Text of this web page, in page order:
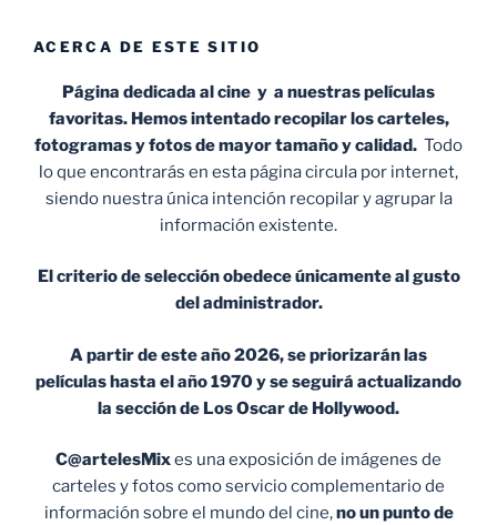
ACERCA DE ESTE SITIO
Página dedicada al cine y a nuestras películas
favoritas. Hemos intentado recopilar los carteles,
fotogramas y fotos de mayor tamaño y calidad. Todo
lo que encontrarás en esta página circula por internet,
siendo nuestra única intención recopilar y agrupar la
información existente.
El criterio de selección obedece únicamente al gusto
del administrador.
A partir de este año 2026, se priorizarán las
películas hasta el año 1970 y se seguirá actualizando
la sección de Los Oscar de Hollywood.
C@artelesMixes una exposición de imágenes de
carteles y fotos como servicio complementario de
información sobre el mundo del cine,no un punto de